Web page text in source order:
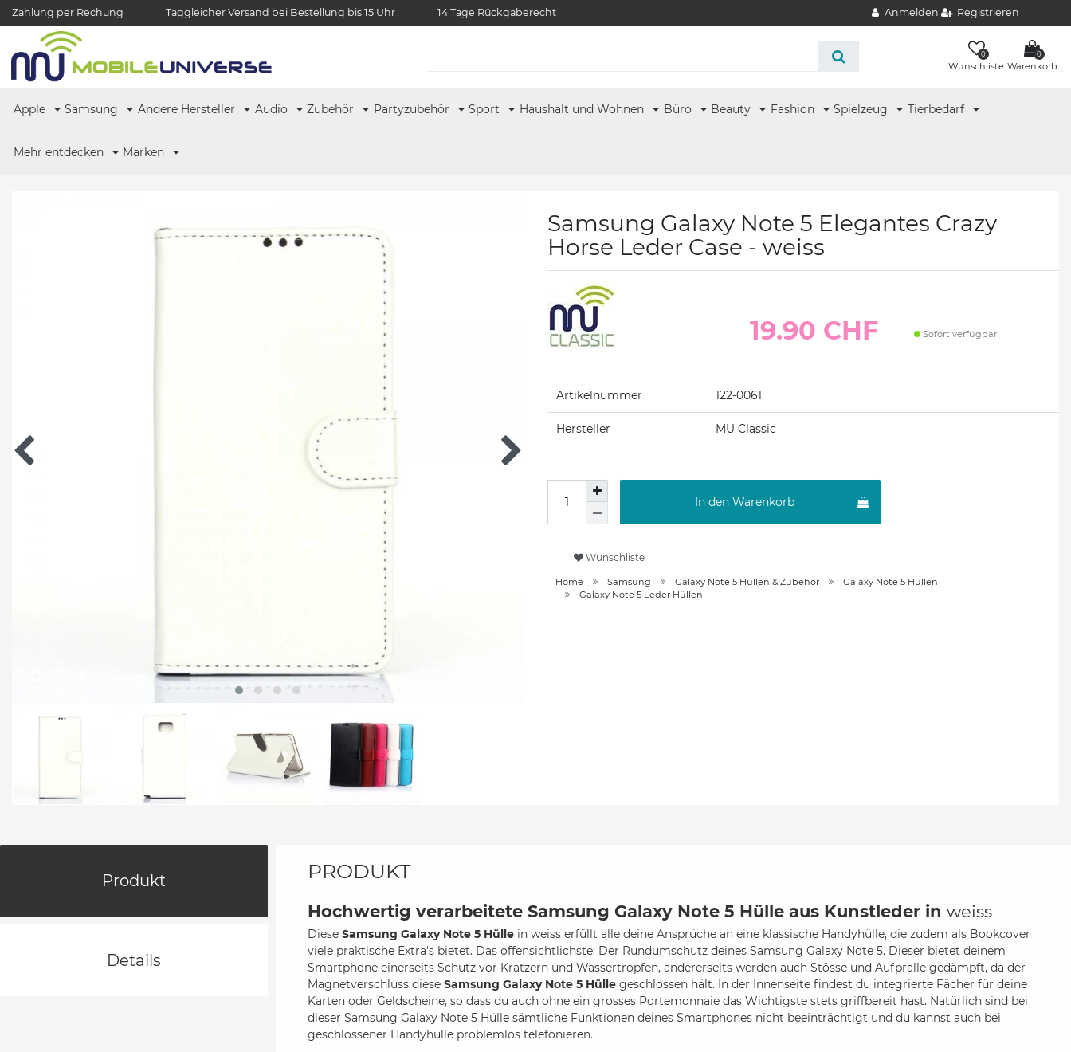
Zahlung per Rechung Taggleicher Versand bei Bestellung bis 15 Uhr 14 Tage Rückgaberecht Anmelden Registrieren
0
Wunschliste
0
Warenkorb
Apple Samsung Andere Hersteller Audio Zubehör Partyzubehör Sport Haushalt und Wohnen Büro Beauty Fashion Spielzeug Tierbedarf
Mehr entdecken Marken
Samsung Galaxy Note 5 Elegantes Crazy
Horse Leder Case - weiss
19.90 CHF Sofort verfügbar
Artikelnummer 122-0061
Hersteller MU Classic
In den Warenkorb
Wunschliste
Home Samsung Galaxy Note 5 Hüllen & Zubehör
Galaxy Note 5 Hüllen
Galaxy Note 5 Leder Hüllen
Produkt
Details
PRODUKT
Hochwertig verarbeitete Samsung Galaxy Note 5 Hülle aus Kunstleder in weiss
Diese Samsung Galaxy Note 5 Hülle in weiss erfüllt alle deine Ansprüche an eine klassische Handyhülle, die zudem als Bookcover
viele praktische Extra's bietet. Das offensichtlichste: Der Rundumschutz deines Samsung Galaxy Note 5. Dieser bietet deinem
Smartphone einerseits Schutz vor Kratzern und Wassertropfen, andererseits werden auch Stösse und Aufpralle gedämpft, da der
Magnetverschluss diese Samsung Galaxy Note 5 Hülle geschlossen hält. In der Innenseite findest du integrierte Fächer für deine
Karten oder Geldscheine, so dass du auch ohne ein grosses Portemonnaie das Wichtigste stets griffbereit hast. Natürlich sind bei
dieser Samsung Galaxy Note 5 Hülle sämtliche Funktionen deines Smartphones nicht beeinträchtigt und du kannst auch bei
geschlossener Handyhülle problemlos telefonieren.